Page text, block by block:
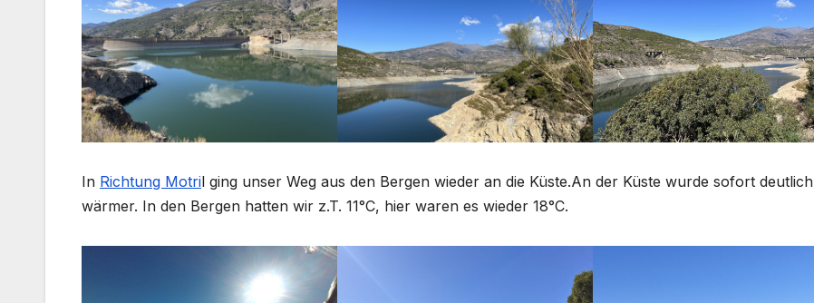
In Richtung Motril ging unser Weg aus den Bergen wieder an die Küste.An der Küste wurde sofort deutlich
wärmer. In den Bergen hatten wir z.T. 11°C, hier waren es wieder 18°C.